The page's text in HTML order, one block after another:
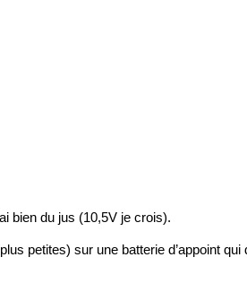
bien du jus (10,5V je crois).
petites) sur une batterie d’appoint